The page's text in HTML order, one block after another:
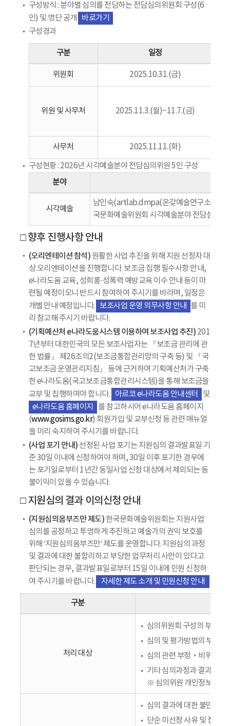
구성방식 : 분야별 심의를 전담하는 전담심의위원회 구성(6
인) 및 명단 공개
바로가기
구성경과
구분 일정
위원회 2025.10.31.(금)
위원 및 사무처 2025.11.3.(월)~11.7.(금)
사무처 2025.11.11.(화)
구성현황 : 2026년 시각예술분야 전담심의위원 5인 구성
분야
시각예술
남인숙(artlab.dmpa(온갖예술연구소) 대표
국문화예술위원회 시각예술분야 전담심의
□ 향후 진행사항 안내
(오리엔테이션 참석) 원활한 사업 추진을 위해 지원 선정자 대
상 오리엔테이션을 진행합니다. 보조금 집행 필수사항 안내,
e나라도움 교육, 성희롱·성폭력 예방교육 이수 안내 등이 마
련될 예정이오니 반드시 참여하여 주시기를 바라며, 일정은
개별 안내 예정입니다.
보조사업 운영 의무사항 안내 를 미
리 참고해 주시기 바랍니다.
(기획예산처 e나라도움시스템 이용하여 보조사업 추진) 201
7년부터 대한민국의 모든 보조사업자는 『보조금 관리에 관
한 법률』 제26조의2(보조금통합관리망의 구축 등) 및 『국
고보조금 운영관리지침』 등에 근거하여 기획예산처가 구축
한 e나라도움(국고보조금통합관리시스템)을 통해 보조금을
교부 및 집행하여야 합니다.
아르코 e나라도움 안내센터
및
e나라도움 홈페이지
를 참고하시어 e나라도움 홈페이지
(www.gosims.go.kr) 회원가입 및 교부신청 등 관련 매뉴얼
을 미리 숙지하여 주시기를 바랍니다.
(사업 포기 안내) 선정된 사업 포기는 지원심의 결과발표일 기
준 30일 이내에 신청하여야 하며, 30일 이후 포기한 경우에
는 포기일로부터 1년간 동일사업 신청 대상에서 제외되는 등
불이익이 있을 수 있습니다.
□ 지원심의 결과 이의신청 안내
(지원심의옴부즈만 제도) 한국문화예술위원회는 지원사업
심의를 공정하고 투명하게 추진하고 예술가의 권익 보호를
위해 ‘지원심의옴부즈만’ 제도를 운영합니다. 지원심의 과정
및 결과에 대한 불합리하고 부당한 업무처리 사안이 있다고
판단되는 경우, 결과발표일로부터 15일 이내에 민원 신청하
여 주시기를 바랍니다.
자세한 제도 소개 및 민원신청 안내
구분
처리 대상
심의위원회 구성의 부적정
심의 및 평가방법의 부적정
심의 관련 부정‧비위행위
기타 심의과정과 결과에
※ 심의위원 개인정보에 관
심의 결과에 대한 불만족
단순 미선정 사유 및 점수